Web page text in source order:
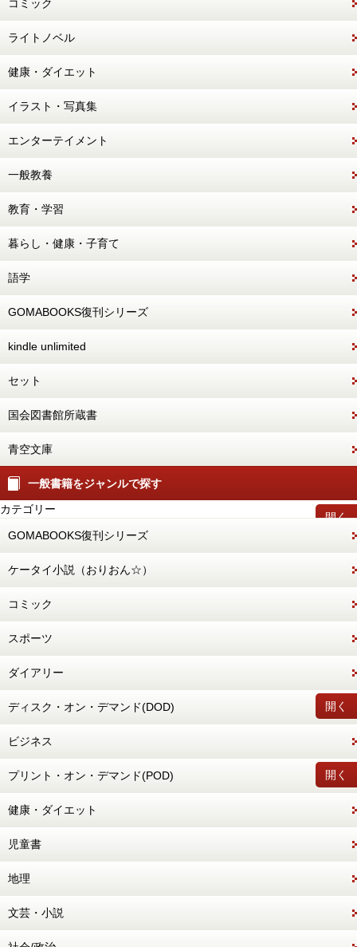
コミック
ライトノベル
健康・ダイエット
イラスト・写真集
エンターテイメント
一般教養
教育・学習
暮らし・健康・子育て
語学
GOMABOOKS復刊シリーズ
kindle unlimited
セット
国会図書館所蔵書
青空文庫
一般書籍をジャンルで探す
開く
カテゴリー
GOMABOOKS復刊シリーズ
ケータイ小説（おりおん☆）
コミック
スポーツ
ダイアリー
開く
ディスク・オン・デマンド(DOD)
ビジネス
開く
プリント・オン・デマンド(POD)
健康・ダイエット
児童書
地理
文芸・小説